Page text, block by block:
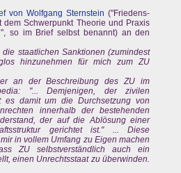
von Wolfgang Sternstein ("Friedens-
dem Schwerpunkt Theorie und Praxis
so im Brief selbst benannt) an den
staatlichen Sanktionen (zumindest
hinzunehmen für mich zum ZU
an der Beschreibung des ZU im
"... Demjenigen, der zivilen
es damit um die Durchsetzung von
innerhalb der bestehenden
der auf die Ablösung einer
gerichtet ist." ... Diese
in vollem Umfang zu Eigen machen
ZU selbstverständlich auch ein
einen Unrechtsstaat zu überwinden.